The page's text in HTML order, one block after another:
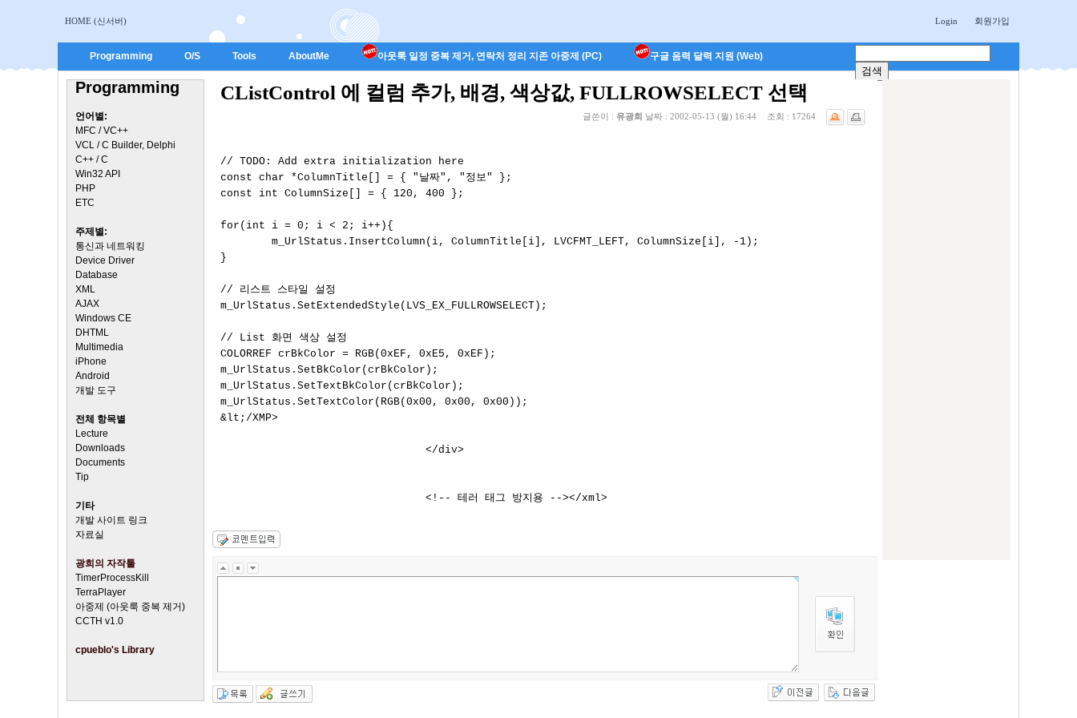
HOME (신서버) Login 회원가입
Programming O/S Tools AboutMe 아웃룩 일정 중복 제거, 연락처 정리 지존 아중제 (PC) 구글 음력 달력 지원 (Web)
Programming
언어별:
MFC / VC++
VCL / C Builder, Delphi
C++ / C
Win32 API
PHP
ETC
주제별:
통신과 네트워킹
Device Driver
Database
XML
AJAX
Windows CE
DHTML
Multimedia
iPhone
Android
개발 도구
전체 항목별
Lecture
Downloads
Documents
Tip
기타
개발 사이트 링크
자료실
광희의 자작툴
TimerProcessKill
TerraPlayer
아중제 (아웃룩 중복 제거)
CCTH v1.0
cpueblo's Library
CListControl 에 컬럼 추가, 배경, 색상값, FULLROWSELECT 선택
글쓴이 : 유광희 날짜 : 2002-05-13 (월) 16:44 조회 : 17264
// TODO: Add extra initialization here
const char *ColumnTitle[] = { "날짜", "정보" };
const int ColumnSize[] = { 120, 400 };
for(int i = 0; i < 2; i++){
}
// 리스트 스타일 설정
m_UrlStatus.SetExtendedStyle(LVS_EX_FULLROWSELECT);
// List 화면 색상 설정
COLORREF crBkColor = RGB(0xEF, 0xE5, 0xEF);
m_UrlStatus.SetBkColor(crBkColor);
m_UrlStatus.SetTextBkColor(crBkColor);
m_UrlStatus.SetTextColor(RGB(0x00, 0x00, 0x00));
&lt;/XMP>
                                </div>
                                <!-- 테러 태그 방지용 --></xml>